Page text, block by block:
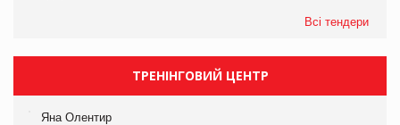
Всі тендери
ТРЕНІНГОВИЙ ЦЕНТР
Яна Олентир